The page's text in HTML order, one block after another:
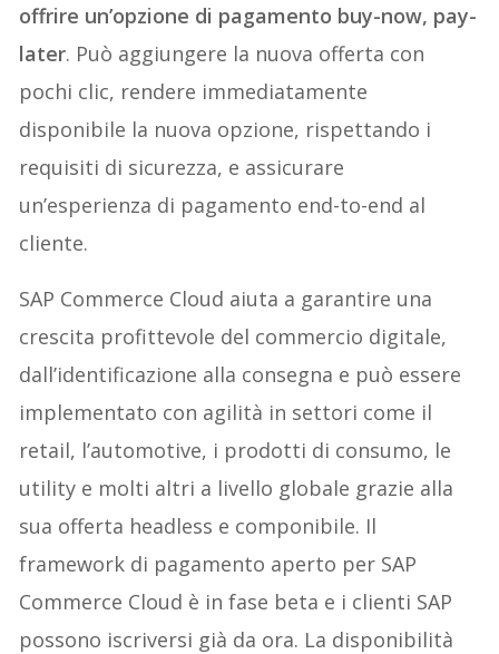
offrire un’opzione di pagamento buy-now, pay-
later. Può aggiungere la nuova offerta con
pochi clic, rendere immediatamente
disponibile la nuova opzione, rispettando i
requisiti di sicurezza, e assicurare
un’esperienza di pagamento end-to-end al
cliente.
SAP Commerce Cloud aiuta a garantire una
crescita profittevole del commercio digitale,
dall’identificazione alla consegna e può essere
implementato con agilità in settori come il
retail, l’automotive, i prodotti di consumo, le
utility e molti altri a livello globale grazie alla
sua offerta headless e componibile. Il
framework di pagamento aperto per SAP
Commerce Cloud è in fase beta e i clienti SAP
possono iscriversi già da ora. La disponibilità